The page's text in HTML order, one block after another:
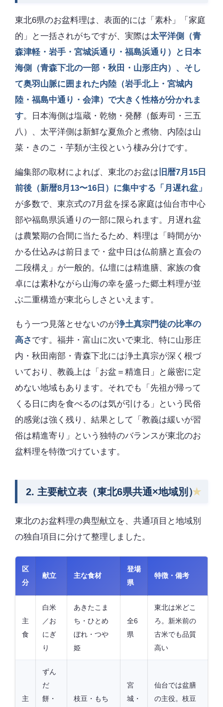
東北6県のお盆料理は、表面的には「素朴」「家庭
的」と一括されがちですが、実際は太平洋側（青
森津軽・岩手・宮城浜通り・福島浜通り）と日本
海側（青森下北の一部・秋田・山形庄内）、そし
て奥羽山脈に囲まれた内陸（岩手北上・宮城内
陸・福島中通り・会津）で大きく性格が分かれま
す。日本海側は塩蔵・乾物・発酵（飯寿司・三五
八）、太平洋側は新鮮な夏魚介と煮物、内陸は山
菜・きのこ・芋類が主役という棲み分けです。
編集部の取材によれば、東北のお盆は 旧暦7月15日
前後（新暦8月13〜16日）に集中する「月遅れ盆」
が多数で、東京式の7月盆を採る家庭は仙台市中心
部や福島県浜通りの一部に限られます。月遅れ盆
は農繁期の合間に当たるため、料理は「時間がか
かる仕込みは前日まで・盆中日は仏前膳と直会の
二段構え」が一般的。仏壇には精進膳、家族の食
卓には素朴ながら山海の幸を盛った郷土料理が並
ぶ二重構造が東北らしさといえます。
もう一つ見落とせないのが浄土真宗門徒の比率の
高さ です。福井・富山に次いで東北、特に山形庄
内・秋田南部・青森下北には浄土真宗が深く根づ
いており、教義上は「お盆＝精進日」と厳密に定
めない地域もあります。それでも「先祖が帰って
くる日に肉を食べるのは気が引ける」という民俗
的感覚は強く残り、結果として「教義は緩いが習
俗は精進寄り」という独特のバランスが東北のお
盆料理を特徴づけています。
2. 主要献立表（東北6県共通×地域別）
東北のお盆料理の典型献立を、共通項目と地域別
の独自項目に分けて整理しました。
区
分
献立 主な食材
登場
県
特徴・備考
主
食
白米
／お
にぎ
り
あきたこま
ち・ひとめ
ぼれ・つや
姫
全6
県
東北は米どこ
ろ。新米前の
古米でも品質
高い
主
ずん
だ
餅・
枝豆・もち
宮
城・
仙台では盆膳
の主役。枝豆